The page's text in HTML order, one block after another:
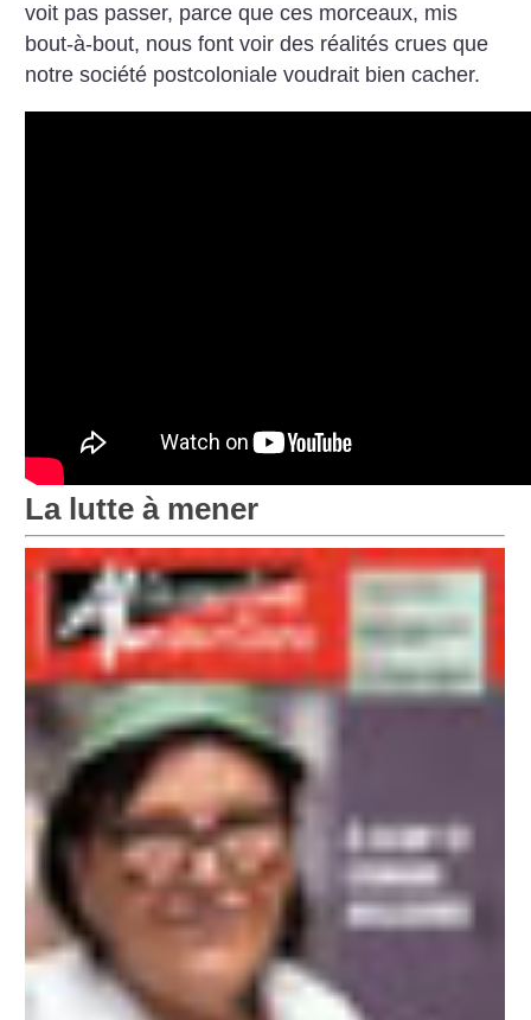
voit pas passer, parce que ces morceaux, mis
bout-à-bout, nous font voir des réalités crues que
notre société postcoloniale voudrait bien cacher.
La lutte à mener